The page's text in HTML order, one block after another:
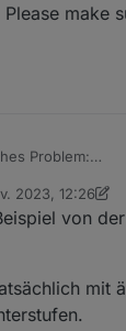
make
Problem:
6.10.1
Version 0.1.1
verschiedenen
primär um
von P100
keinen
2023, 12:26
von
mit